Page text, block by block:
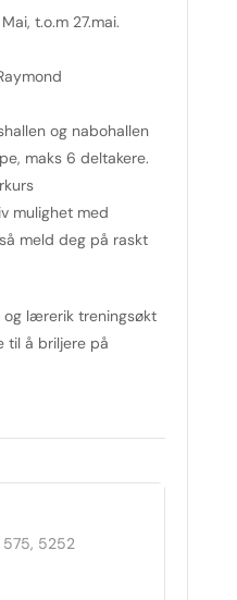
t.o.m 27.mai.
og nabohallen
maks 6 deltakere.
mulighet med
meld deg på raskt
og lærerik treningsøkt
til å briljere på
5252